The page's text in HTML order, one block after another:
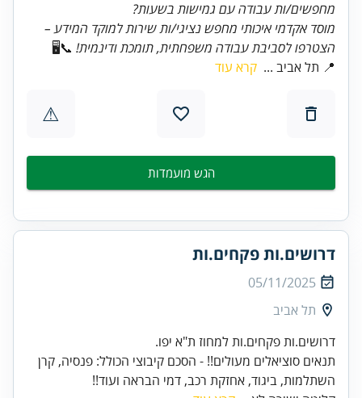
מחפשים/ות עבודה עם גמישות בשעות?
מוסד אקדמי איכותי מחפש נציגי/ות שירות למוקד המידע –
הצטרפו לסביבת עבודה משפחתית, תומכת ודינמית! 📞🖥️
📍 תל אביב ... קרא עוד
⚠
הגש מועמדות
דרושים.ות פקחים.ות
05/11/2025
תל אביב
תנאים סוציאלים מעולים!! - הסכם קיבוצי הכולל: פנסיה, קרן
השתלמות, ביגוד, אחזקת רכב, דמי הבראה ועוד!!